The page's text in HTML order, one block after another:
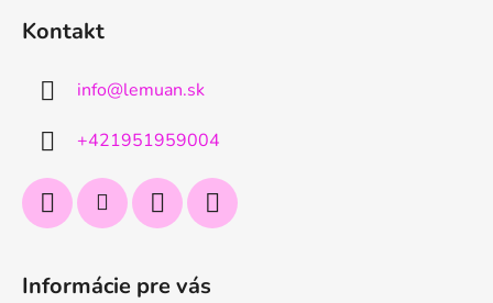
Kontakt
info@lemuan.sk
+421951959004
Informácie pre vás